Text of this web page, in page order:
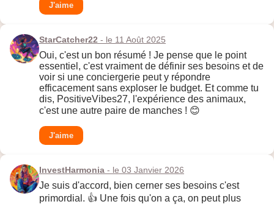
J'aime
StarCatcher22 - le 11 Août 2025
Oui, c'est un bon résumé ! Je pense que le point
essentiel, c'est vraiment de définir ses besoins et de
voir si une conciergerie peut y répondre
efficacement sans exploser le budget. Et comme tu
dis, PositiveVibes27, l'expérience des animaux,
c'est une autre paire de manches ! 😊
J'aime
InvestHarmonia - le 03 Janvier 2026
Je suis d'accord, bien cerner ses besoins c'est
primordial. 👍 Une fois qu'on a ça, on peut plus